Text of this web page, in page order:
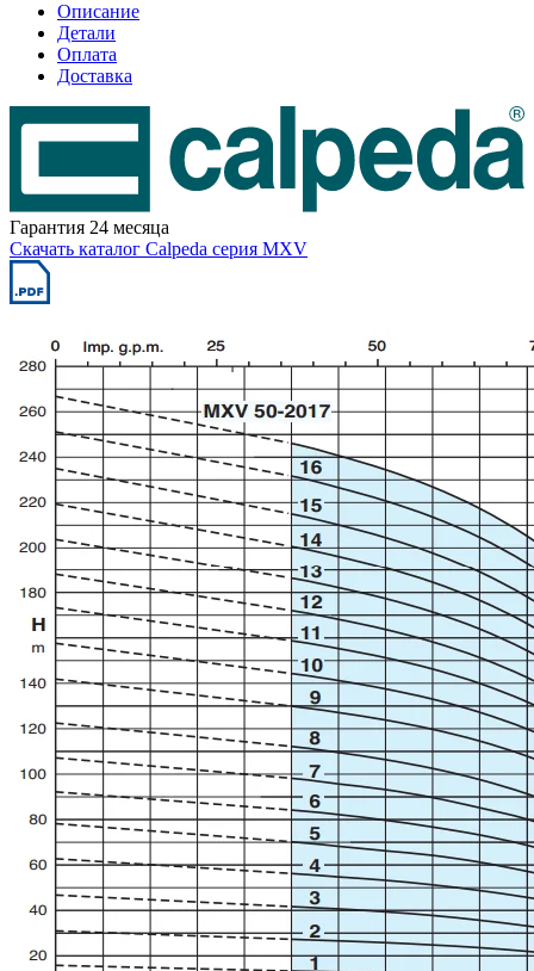
Описание
Детали
Оплата
Доставка
Гарантия 24 месяца
Скачать каталог Calpeda серия MXV